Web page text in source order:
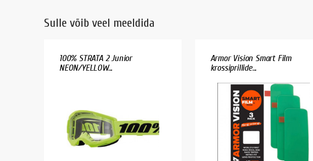
Sulle võib veel meeldida
100% STRATA 2 Junior
NEON/YELLOW...
Armor Vision Smart Film
krossiprillide...